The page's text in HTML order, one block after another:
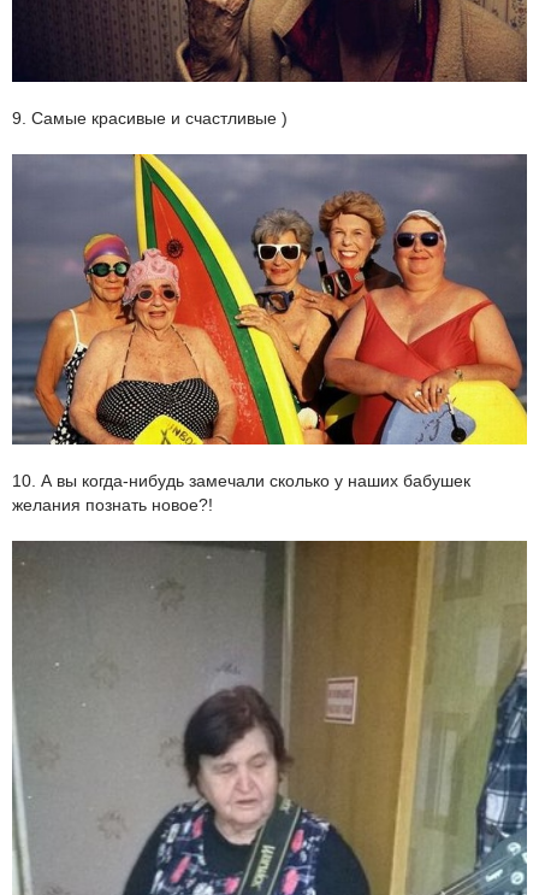
9. Самые красивые и счастливые )
10. А вы когда-нибудь замечали сколько у наших бабушек
желания познать новое?!